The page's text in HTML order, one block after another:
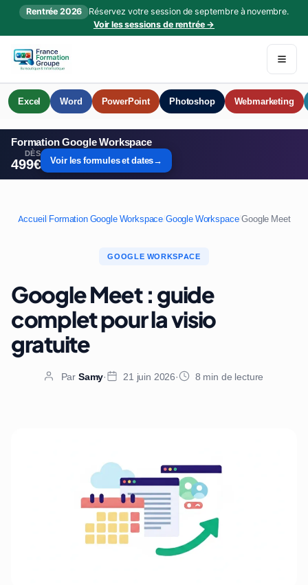
Rentrée 2026
Réservez votre session de septembre à novembre.
Voir les sessions de rentrée →
Excel Word PowerPoint Photoshop Webmarketing
Formation Google Workspace
DÈS
499€ Voir les formules et dates→
Accueil Formation Google Workspace Google Workspace/Google Meet
GOOGLE WORKSPACE
Google Meet : guide
complet pour la visio
gratuite
Par Samy· 21 juin 2026· 8 min de lecture